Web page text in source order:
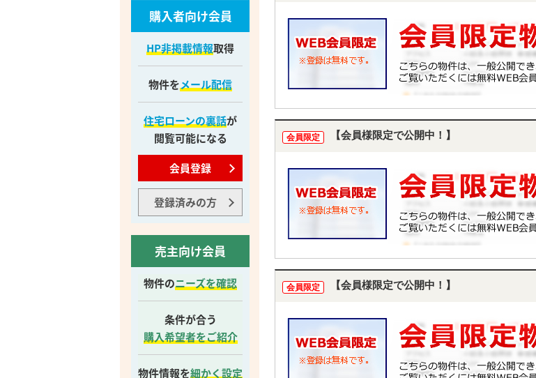
会員限定 【会員様限定で公開中！】
会員限定 【会員様限定で公開中！】
購入者向け会員
HP非掲載情報取得
物件をメール配信
住宅ローンの裏話が
閲覧可能になる
会員登録
登録済みの方
売主向け会員
物件のニーズを確認
条件が合う
購入希望者をご紹介
物件情報を細かく設定